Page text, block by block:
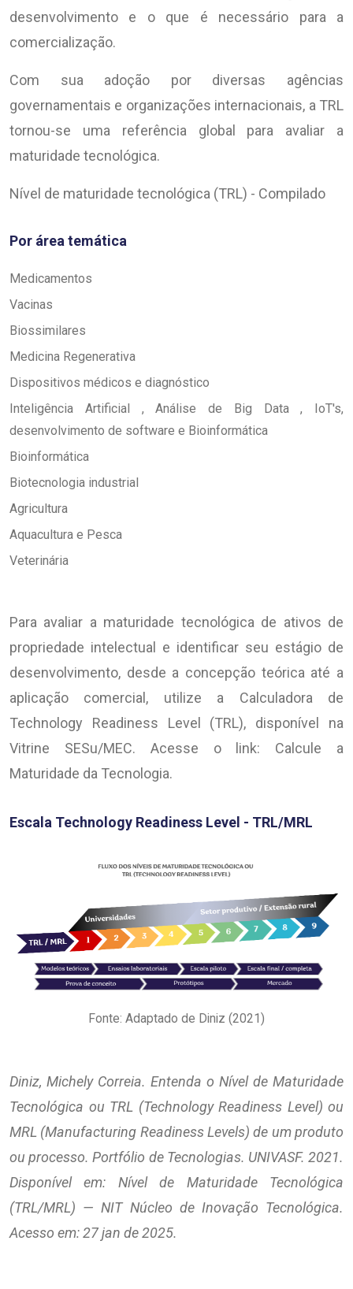
desenvolvimento e o que é necessário para a
comercialização.
Com sua adoção por diversas agências
governamentais e organizações internacionais, a TRL
tornou-se uma referência global para avaliar a
maturidade tecnológica.
Nível de maturidade tecnológica (TRL) - Compilado
Por área temática
Medicamentos
Vacinas
Biossimilares
Medicina Regenerativa
Dispositivos médicos e diagnóstico
Inteligência Artificial , Análise de Big Data , IoT's,
desenvolvimento de software e Bioinformática
Bioinformática
Biotecnologia industrial
Agricultura
Aquacultura e Pesca
Veterinária
Para avaliar a maturidade tecnológica de ativos de
propriedade intelectual e identificar seu estágio de
desenvolvimento, desde a concepção teórica até a
aplicação comercial, utilize a Calculadora de
Technology Readiness Level (TRL), disponível na
Vitrine SESu/MEC. Acesse o link: Calcule a
Maturidade da Tecnologia.
Escala Technology Readiness Level - TRL/MRL
Fonte: Adaptado de Diniz (2021)
Diniz, Michely Correia. Entenda o Nível de Maturidade
Tecnológica ou TRL (Technology Readiness Level) ou
MRL (Manufacturing Readiness Levels) de um produto
ou processo. Portfólio de Tecnologias. UNIVASF. 2021.
Disponível em: Nível de Maturidade Tecnológica
(TRL/MRL) — NIT Núcleo de Inovação Tecnológica.
Acesso em: 27 jan de 2025.